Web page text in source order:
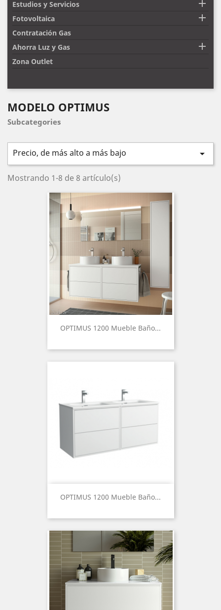
Estudios y Servicios

Fotovoltaica 
Contratación Gas
Ahorra Luz y Gas

Zona Outlet
MODELO OPTIMUS
Subcategories
Precio, de más alto a más bajo 
Mostrando 1-8 de 8 artículo(s)
OPTIMUS 1200 Mueble Baño...
OPTIMUS 1200 Mueble Baño...